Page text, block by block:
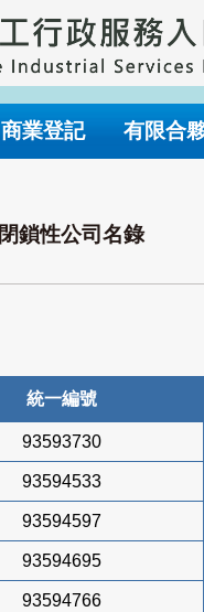
商業登記 有限合
閉鎖性公司名錄
統一編號
93593730
93594533
93594597
93594695
93594766